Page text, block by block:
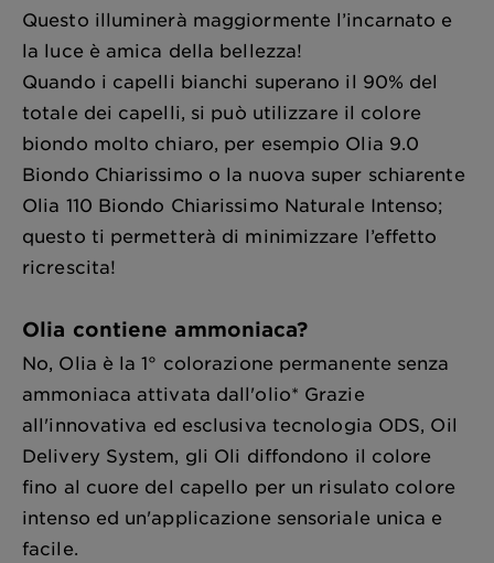
Questo illuminerà maggiormente l’incarnato e
la luce è amica della bellezza!
Quando i capelli bianchi superano il 90% del
totale dei capelli, si può utilizzare il colore
biondo molto chiaro, per esempio Olia 9.0
Biondo Chiarissimo o la nuova super schiarente
Olia 110 Biondo Chiarissimo Naturale Intenso;
questo ti permetterà di minimizzare l’effetto
ricrescita!
Olia contiene ammoniaca?
No, Olia è la 1° colorazione permanente senza
ammoniaca attivata dall'olio* Grazie
all'innovativa ed esclusiva tecnologia ODS, Oil
Delivery System, gli Oli diffondono il colore
fino al cuore del capello per un risulato colore
intenso ed un'applicazione sensoriale unica e
facile.